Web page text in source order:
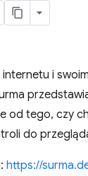
i
od tego, czy
do
https://